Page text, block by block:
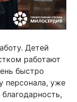
Детей
работают
быстро
персонала, уже